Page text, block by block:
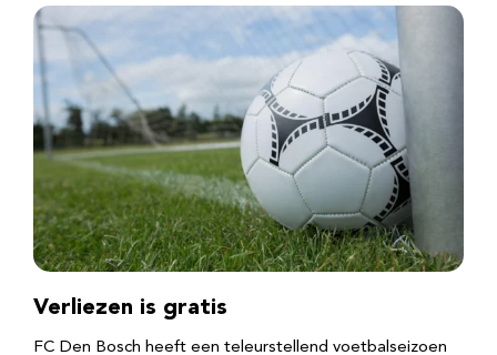
Verliezen is gratis
FC Den Bosch heeft een teleurstellend voetbalseizoen